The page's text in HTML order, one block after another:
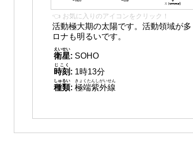
👈 お気に入りのアイコンをクリック！
活動極大期の太陽です。活動領域が多
ロナも明るいです。
衛星
えいせい
: SOHO
時刻
じこく
: 1時13分
種類
しゅるい
: 極端紫外線
きょくたんしがいせん